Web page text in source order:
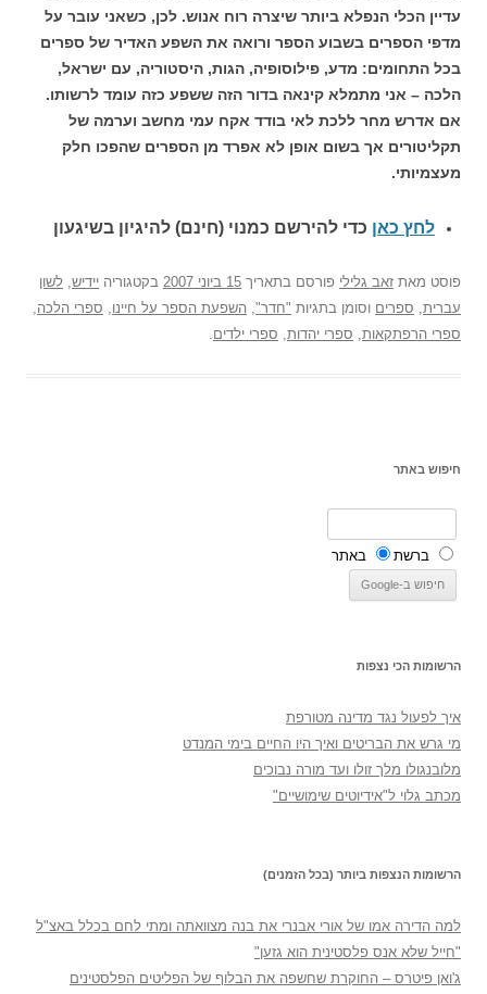
עדיין הכלי הנפלא ביותר שיצרה רוח אנוש. לכן, כשאני עובר על
מדפי הספרים בשבוע הספר ורואה את השפע האדיר של ספרים
בכל התחומים: מדע, פילוסופיה, הגות, היסטוריה, עם ישראל,
הלכה – אני מתמלא קינאה בדור הזה ששפע כזה עומד לרשותו.
אם אדרש מחר ללכת לאי בודד אקח עמי מחשב וערמה של
תקליטורים אך בשום אופן לא אפרד מן הספרים שהפכו חלק
מעצמיותי.
לחץ כאן כדי להירשם כמנוי (חינם) להיגיון בשיגעון
פוסט מאת זאב גלילי פורסם בתאריך 15 ביוני 2007 בקטגוריה יידיש לשון
עברית ספרים וסומן בתגיות "חדר" השפעת הספר על חיינו ספרי הלכה
ספרי הרפתקאות ספרי יהדות ספרי ילדים
חיפוש באתר
ברשת באתר
הרשומות הכי נצפות
איך לפעול נגד מדינה מטורפת
מי גרש את הבריטים ואיך היו החיים בימי המנדט
מלובנגולו מלך זולו ועד מורה נבוכים
מכתב גלוי ל"אידיוטים שימושיים"
הרשומות הנצפות ביותר (בכל הזמנים)
למה הדירה אמו של אורי אבנרי את בנה מצוואתה ומתי לחם בכלל באצ"ל
"חייל שלא אנס פלסטינית הוא גזען"
ג'ואן פיטרס – החוקרת שחשפה את הבלוף של הפליטים הפלסטינים